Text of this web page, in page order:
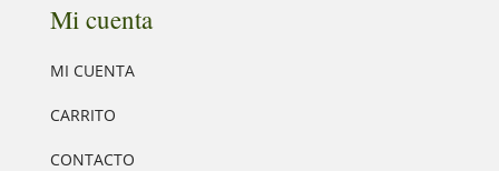
Mi cuenta
MI CUENTA
CARRITO
CONTACTO